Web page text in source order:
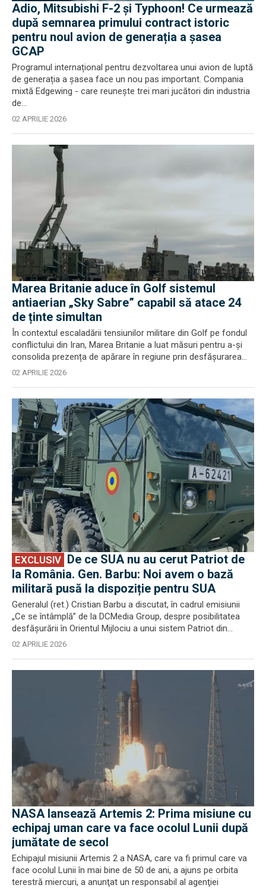
Adio, Mitsubishi F-2 și Typhoon! Ce urmează
după semnarea primului contract istoric
pentru noul avion de generația a șasea
GCAP
Programul internațional pentru dezvoltarea unui avion de luptă
de generația a șasea face un nou pas important. Compania
mixtă Edgewing - care reunește trei mari jucători din industria
de...
02 APRILIE 2026
Marea Britanie aduce în Golf sistemul
antiaerian „Sky Sabre” capabil să atace 24
de ținte simultan
În contextul escaladării tensiunilor militare din Golf pe fondul
conflictului din Iran, Marea Britanie a luat măsuri pentru a-și
consolida prezența de apărare în regiune prin desfășurarea...
02 APRILIE 2026
EXCLUSIV
EXCLUSIV
la România. Gen. Barbu: Noi avem o bază
militară pusă la dispoziție pentru SUA
Generalul (ret.) Cristian Barbu a discutat, în cadrul emisiunii
„Ce se întâmplă” de la DCMedia Group, despre posibilitatea
desfășurării în Orientul Mijlociu a unui sistem Patriot din...
02 APRILIE 2026
NASA lansează Artemis 2: Prima misiune cu
echipaj uman care va face ocolul Lunii după
jumătate de secol
Echipajul misiunii Artemis 2 a NASA, care va fi primul care va
face ocolul Lunii în mai bine de 50 de ani, a ajuns pe orbita
terestră miercuri, a anunţat un responsabil al agenţiei